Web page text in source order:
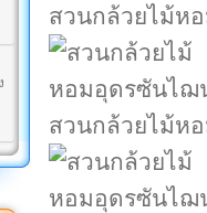
สวนกล้วยไม้ห
สวนกล้วยไม้ห